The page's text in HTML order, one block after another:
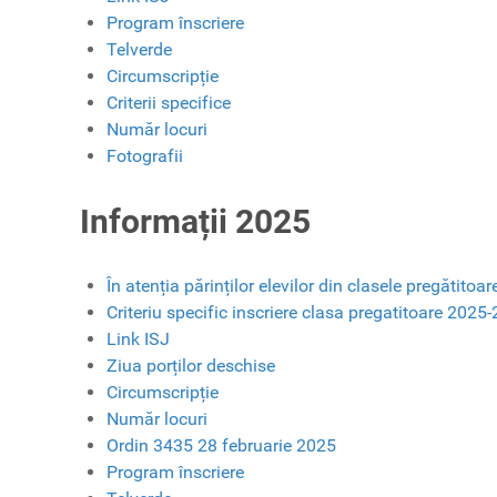
Program înscriere
Telverde
Circumscripție
Criterii specifice
Număr locuri
Fotografii
Informații 2025
În atenția părinților elevilor din clasele
Criteriu specific inscriere clasa pregatitoare 2025-
Link ISJ
Ziua porților deschise
Circumscripție
Număr locuri
Ordin 3435 28 februarie 2025
Program înscriere